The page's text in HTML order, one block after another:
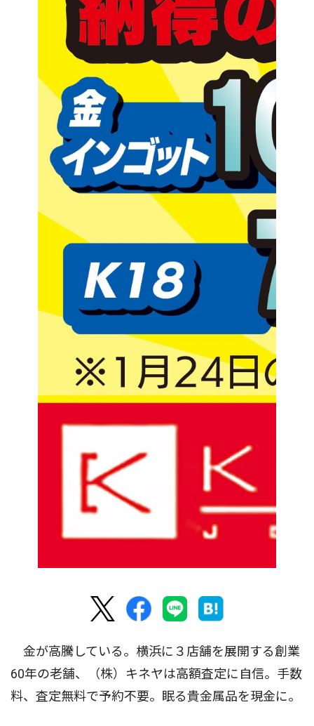
金が高騰している。横浜に３店舗を展開する創業
60年の老舗、（株）キネヤは高額査定に自信。手数
料、査定無料で予約不要。眠る貴金属品を現金に。